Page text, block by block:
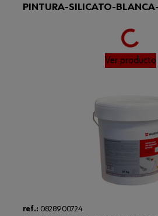
PINTURA-SILICATO-
Loading...
Ver producto
ref.: 0828900724